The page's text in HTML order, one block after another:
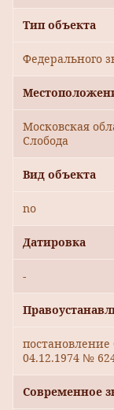
Тип объекта
Федерального
Московская
Слобода
Вид объекта
no
Датировка
-
04.12.1974 №
Современное